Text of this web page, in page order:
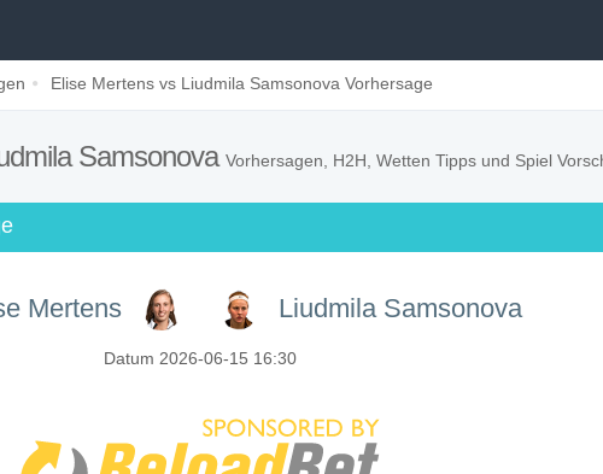
Elise Mertens vs Liudmila Samsonova Vorhersage
Samsonova Vorhersagen, H2H, Wetten Tipps und Spiel
Mertens Liudmila Samsonova
Datum 2026-06-15 16:30